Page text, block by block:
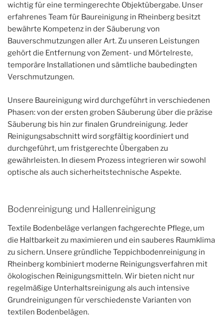
wichtig für eine termingerechte Objektübergabe. Unser
erfahrenes Team für Baureinigung in Rheinberg besitzt
bewährte Kompetenz in der Säuberung von
Bauverschmutzungen aller Art. Zu unseren Leistungen
gehört die Entfernung von Zement- und Mörtelreste,
temporäre Installationen und sämtliche baubedingten
Verschmutzungen.
Unsere Baureinigung wird durchgeführt in verschiedenen
Phasen: von der ersten groben Säuberung über die präzise
Säuberung bis hin zur finalen Grundreinigung. Jeder
Reinigungsabschnitt wird sorgfältig koordiniert und
durchgeführt, um fristgerechte Übergaben zu
gewährleisten. In diesem Prozess integrieren wir sowohl
optische als auch sicherheitstechnische Aspekte.
Bodenreinigung und Hallenreinigung
Textile Bodenbeläge verlangen fachgerechte Pflege, um
die Haltbarkeit zu maximieren und ein sauberes Raumklima
zu sichern. Unsere gründliche Teppichbodenreinigung in
Rheinberg kombiniert moderne Reinigungsverfahren mit
ökologischen Reinigungsmitteln. Wir bieten nicht nur
regelmäßige Unterhaltsreinigung als auch intensive
Grundreinigungen für verschiedenste Varianten von
textilen Bodenbelägen.